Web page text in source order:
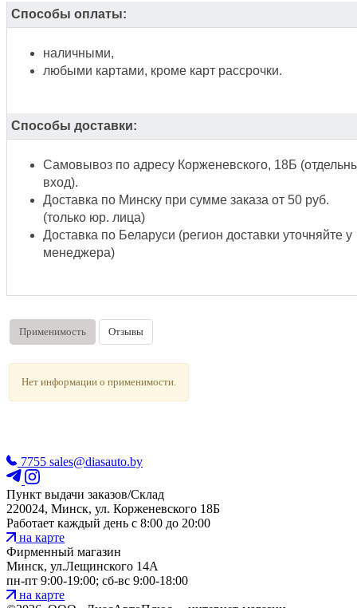
Способы оплаты:
наличными,
любыми картами, кроме карт рассрочки.
Способы доставки:
Самовывоз по адресу Корженевского, 18Б
вход).
Доставка по Минску при сумме заказа от 50 руб.
(только юр. лица)
Доставка по Беларуси (регион доставки уточняйте у
менеджера)
Применимость Отзывы
Нет информации о применимости.
7755 sales@diasauto.by
Пункт выдачи заказов/Склад
220024, Минск, ул. Корженевского 18Б
Работает каждый день с 8:00 до 20:00
на карте
Фирменный магазин
Минск, ул.Лещинского 14А
пн-пт 9:00-19:00; сб-вс 9:00-18:00
на карте